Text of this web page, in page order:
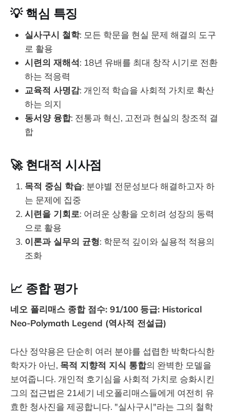
💡 핵심 특징
실사구시 철학: 모든 학문을 현실 문제 해결의 도구
로 활용
시련의 재해석: 18년 유배를 최대 창작 시기로 전환
하는 적응력
교육적 사명감: 개인적 학습을 사회적 가치로 확산
하는 의지
동서양 융합: 전통과 혁신, 고전과 현실의 창조적 결
합
🚀 현대적 시사점
목적 중심 학습: 분야별 전문성보다 해결하고자 하
는 문제에 집중
시련을 기회로: 어려운 상황을 오히려 성장의 동력
으로 활용
이론과 실무의 균형: 학문적 깊이와 실용적 적용의
조화
📈 종합 평가
네오 폴리매스 종합 점수: 91/100 등급: Historical
Neo-Polymath Legend (역사적 전설급)
다산 정약용은 단순히 여러 분야를 섭렵한 박학다식한
학자가 아닌, 목적 지향적 지식 통합의 완벽한 모델을
보여줍니다. 개인적 호기심을 사회적 가치로 승화시킨
그의 접근법은 21세기 네오폴리매스들에게 여전히 유
효한 청사진을 제공합니다. "실사구시"라는 그의 철학